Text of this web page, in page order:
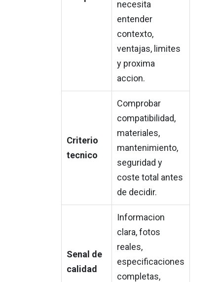
necesita
entender
contexto,
ventajas, limites
y proxima
accion.
Criterio
tecnico
Comprobar
compatibilidad,
materiales,
mantenimiento,
seguridad y
coste total antes
de decidir.
Senal de
calidad
Informacion
clara, fotos
reales,
especificaciones
completas,